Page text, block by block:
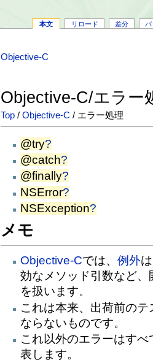
本文 リロード 差分 バ
Objective-C
Objective-C/エラー
Top /Objective-C / エラー処理
@try?
@catch?
@finally?
NSError?
NSException?
メモ
Objective-Cでは、例外
効なメソッド引数など
を扱います。
これは本来、出荷前の
ならないものです。
これ以外のエラーはすべ
表します。